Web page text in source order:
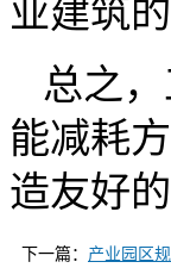
业建筑
总之
能减耗
造友好
下一篇： 产业园区